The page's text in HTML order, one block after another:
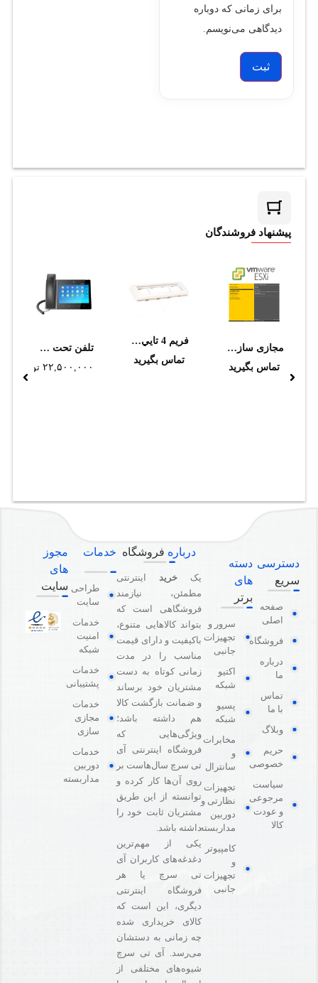
برای زمانی که دوباره
دیدگاهی می‌نویسم.
پیشنهاد فروشندگان
مجازی سازی سرور با VMware ESXi
تماس بگیرید
فريم 4 تايي دانوب
تماس بگیرید
تلفن تحت شبکه گرند استریم GXV3380 (استوک)
۲۲,۵۰۰,۰۰۰ تومان
دسترسی
سریع
صفحه
اصلی
فروشگاه
درباره
ما
تماس
با ما
وبلاگ
حریم
خصوصی
سیاست
مرجوعی
و عودت
کالا
دسته
های
برتر
سرور و
تجهیزات
جانبی
اکتیو
شبکه
پسیو
شبکه
مخابرات
و
سانترال
تجهیزات
نظارتی و
دوربین
مداربسته
کامپیوتر
و
تجهیزات
جانبی
درباره فروشگاه
یک خریداینترنتی
مطمئن، نیازمند
فروشگاهی است که
بتواند کالاهایی متنوع،
باکیفیت و دارای قیمت
مناسب را در مدت
زمانی کوتاه به دست
مشتریان خود برساند
و ضمانت بازگشت کالا
هم داشته باشد؛
ویژگی‌هایی که
فروشگاه اینترنتی آی
تی سرچ سال‌هاست بر
روی آن‌ها کار کرده و
توانسته از این طریق
مشتریان ثابت خود را
داشته باشد.
یکی از مهم‌ترین
دغدغه‌های کاربران آی
تی سرچ یا هر
فروشگاه‌ اینترنتی
دیگری، این است که
کالای خریداری شده
چه زمانی به دستشان
می‌رسد. آی تی سرچ
شیوه‌های مختلفی از
خدمات
طراحی
سایت
خدمات
امنیت
شبکه
خدمات
پشتیبانی
خدمات
مجازی
سازی
خدمات
دوربین
مداربسته
مجوز
های
سایت